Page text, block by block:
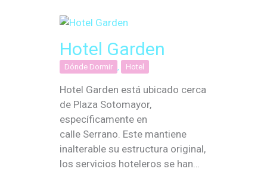
Hotel Garden
Dónde Dormir , Hotel
Hotel Garden está ubicado cerca
de Plaza Sotomayor,
específicamente en
calle Serrano. Este mantiene
inalterable su estructura original,
los servicios hoteleros se han…